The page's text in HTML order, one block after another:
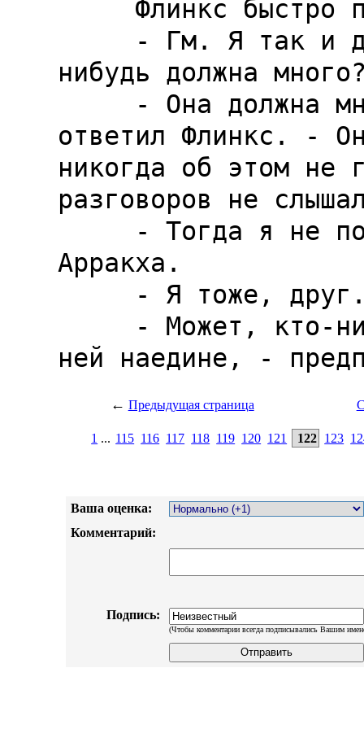
← Предыдущая страница
1 ... 115 116 117 118 119 120 121 122 123
Ваша оценка:
Комментарий:
Подпись:
(Чтобы комментарии всегда подписывались Вашим